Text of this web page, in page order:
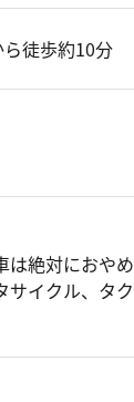
徒歩約10分
は絶対におやめ
サイクル、タク